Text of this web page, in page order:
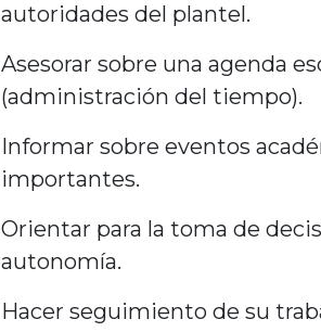
autoridades del plantel.
Asesorar sobre una agenda
(administración del tiempo).
Informar sobre eventos
importantes.
Orientar para la toma de
autonomía.
Hacer seguimiento de su